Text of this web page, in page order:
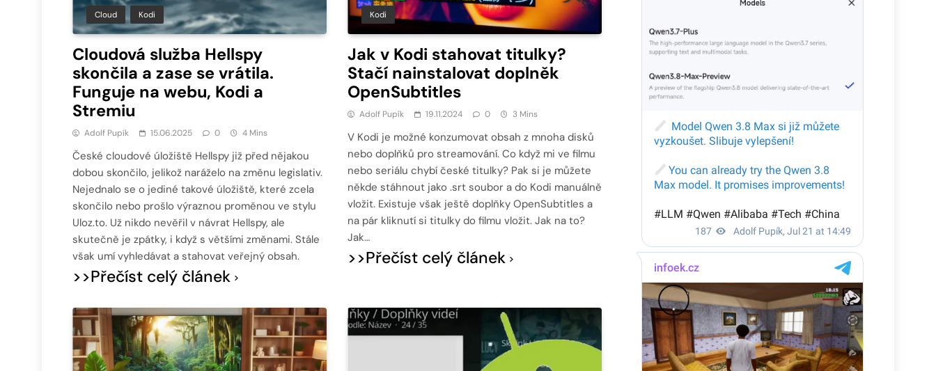
Cloud Kodi
Cloudová služba Hellspy
skončila a zase se vrátila.
Funguje na webu, Kodi a
Stremiu
Adolf Pupík 15.06.2025 0 4 Mins
České cloudové úložiště Hellspy již před nějakou
dobou skončilo, jelikož naráželo na změnu legislativ.
Nejednalo se o jediné takové úložiště, které zcela
skončilo nebo prošlo výraznou proměnou ve stylu
Uloz.to. Už nikdo nevěřil v návrat Hellspy, ale
skutečně je zpátky, i když s většími změnami. Stále
však umí vyhledávat a stahovat veřejný obsah.
>>Přečíst celý článek
Kodi
Jak v Kodi stahovat titulky?
Stačí nainstalovat doplněk
OpenSubtitles
Adolf Pupík 19.11.2024 0 3 Mins
V Kodi je možné konzumovat obsah z mnoha disků
nebo doplňků pro streamování. Co když mi ve filmu
nebo seriálu chybí české titulky? Pak si je můžete
někde stáhnout jako .srt soubor a do Kodi manuálně
vložit. Existuje však ještě doplňky OpenSubtitles a
na pár kliknutí si titulky do filmu vložit. Jak na to?
Jak…
>>Přečíst celý článek